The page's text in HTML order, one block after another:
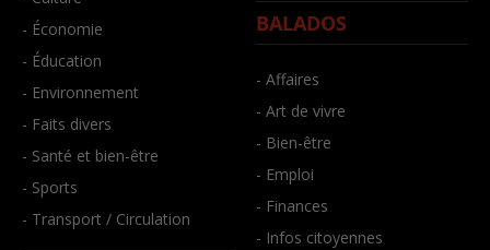
- Économie
- Éducation
- Environnement
- Faits divers
- Santé et bien-être
- Sports
- Transport / Circulation
BALADOS
- Affaires
- Art de vivre
- Bien-être
- Emploi
- Finances
- Infos citoyennes